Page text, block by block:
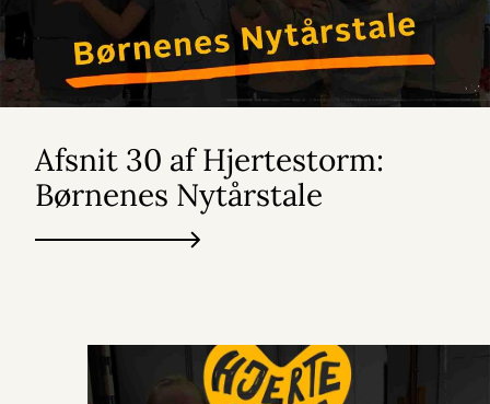
Afsnit 30 af Hjertestorm:
Børnenes Nytårstale